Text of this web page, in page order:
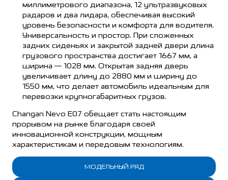
миллиметрового диапазона, 12 ультразвуковых
радаров и два лидара, обеспечивая высокий
уровень безопасности и комфорта для водителя.
Универсальность и простор. При сложенных
задних сиденьях и закрытой задней двери длина
грузового пространства достигает 1667 мм, а
ширина — 1028 мм. Открытая задняя дверь
увеличивает длину до 2880 мм и ширину до
1550 мм, что делает автомобиль идеальным для
перевозки крупногабаритных грузов.
Changan Nevo E07 обещает стать настоящим
прорывом на рынке благодаря своей
инновационной конструкции, мощным
характеристикам и передовым технологиям.
МОДЕЛЬНЫЙ РЯД